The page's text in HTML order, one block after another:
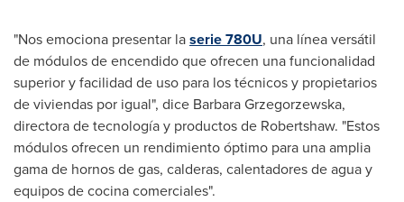
"Nos emociona presentar laserie 780U, una línea versátil
de módulos de encendido que ofrecen una funcionalidad
superior y facilidad de uso para los técnicos y propietarios
de viviendas por igual", dice Barbara Grzegorzewska,
directora de tecnología y productos de Robertshaw. "Estos
módulos ofrecen un rendimiento óptimo para una amplia
gama de hornos de gas, calderas, calentadores de agua y
equipos de cocina comerciales".